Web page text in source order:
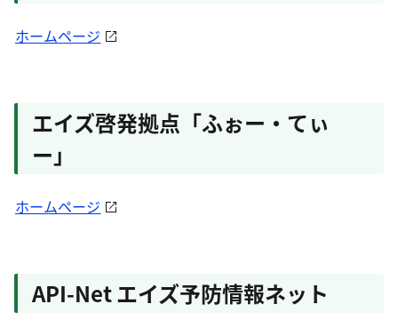
ホームページ
エイズ啓発拠点「ふぉー・てぃ
ー」
ホームページ
API-Net エイズ予防情報ネット